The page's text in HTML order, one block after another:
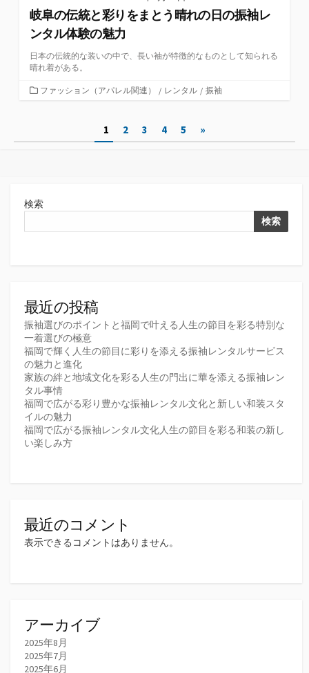
岐阜の伝統と彩りをまとう晴れの日の振袖レ
ンタル体験の魅力
日本の伝統的な装いの中で、長い袖が特徴的なものとして知られる
晴れ着がある。
カ
ー
ファッション（アパレル関連） / レンタル / 振袖
ペ
り
1 2 3 4 5 »
検索
検索
最近の投稿
振袖選びのポイントと福岡で叶える人生の節目を彩る特別な
一着選びの極意
福岡で輝く人生の節目に彩りを添える振袖レンタルサービス
の魅力と進化
家族の絆と地域文化を彩る人生の門出に華を添える振袖レン
タル事情
福岡で広がる彩り豊かな振袖レンタル文化と新しい和装スタ
イルの魅力
福岡で広がる振袖レンタル文化人生の節目を彩る和装の新し
い楽しみ方
最近のコメント
表示できるコメントはありません。
アーカイブ
2025年8月
2025年7月
2025年6月